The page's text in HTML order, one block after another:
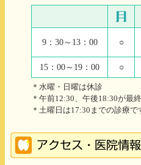
9：30～13：00 ○
15：00～19：00 ○
＊水曜・日曜は休診
＊午前12:30、午後18:30が最
＊土曜日は17:30までの診療で